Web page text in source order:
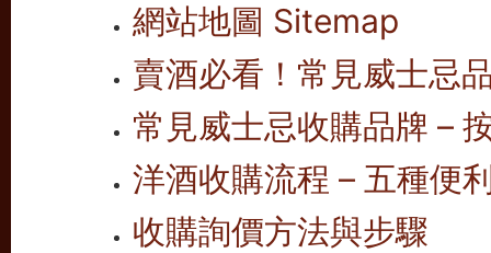
網站地圖 Sitemap
賣酒必看！常見威士忌
常見威士忌收購品牌 –
洋酒收購流程 – 五種便
收購詢價方法與步驟